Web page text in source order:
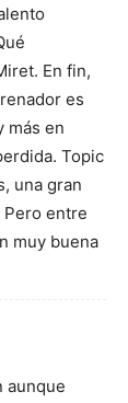
En fin,
es
más en
Topic
una gran
Pero entre
muy buena
aunque